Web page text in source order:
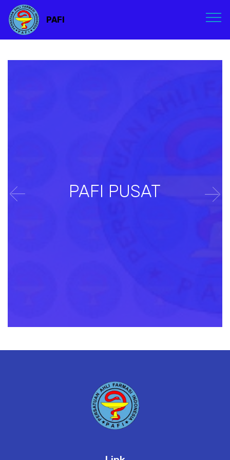
PAFI
PAFI PUSAT
Previous